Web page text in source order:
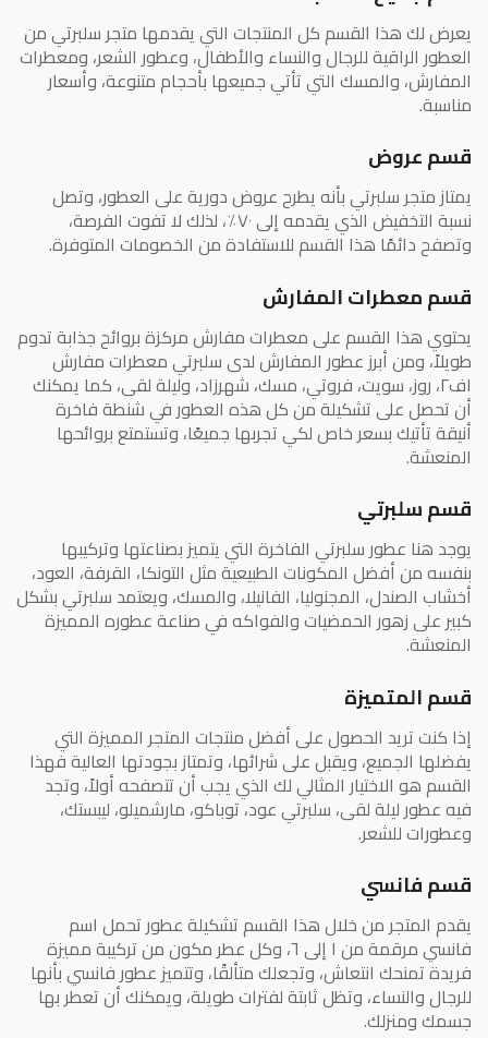
يعرض لك هذا القسم كل المنتجات التي يقدمها متجر سلبرتي من
العطور الراقية للرجال والنساء والأطفال، وعطور الشعر، ومعطرات
المفارش، والمسك التي تأتي جميعها بأحجام متنوعة، وأسعار
مناسبة.
قسم عروض
يمتاز متجر سلبرتي بأنه يطرح عروض دورية على العطور، وتصل
نسبة التخفيض الذي يقدمه إلى ٧٠٪، لذلك لا تفوت الفرصة،
وتصفح دائمًا هذا القسم للاستفادة من الخصومات المتوفرة.
قسم معطرات المفارش
يحتوي هذا القسم على معطرات مفارش مركزة بروائح جذابة تدوم
طويلاً، ومن أبرز عطور المفارش لدى سلبرتي معطرات مفارش
اف٢، روز، سويت، فروتي، مسك، شهرزاد، وليلة لقى، كما يمكنك
أن تحصل على تشكيلة من كل هذه العطور في شنطة فاخرة
أنيقة تأتيك بسعر خاص لكي تجربها جميعًا، وتستمتع بروائحها
المنعشة.
قسم سلبرتي
يوجد هنا عطور سلبرتي الفاخرة التي يتميز بصناعتها وتركيبها
بنفسه من أفضل المكونات الطبيعية مثل التونكا، القرفة، العود،
أخشاب الصندل، المجنوليا، الفانيلا، والمسك، ويعتمد سلبرتي بشكل
كبير على زهور الحمضيات والفواكه في صناعة عطوره المميزة
المنعشة.
قسم المتميزة
إذا كنت تريد الحصول على أفضل منتجات المتجر المميزة التي
يفضلها الجميع، ويقبل على شرائها، وتمتاز بجودتها العالية فهذا
القسم هو الاختيار المثالي لك الذي يجب أن تتصفحه أولاً، وتجد
فيه عطور ليلة لقى، سلبرتي عود، توباكو، مارشميلو، ليبستك،
وعطورات للشعر.
قسم فانسي
يقدم المتجر من خلال هذا القسم تشكيلة عطور تحمل اسم
فانسي مرقمة من ١ إلى ٦، وكل عطر مكون من تركيبة مميزة
فريدة تمنحك انتعاش، وتجعلك متألقًا، وتتميز عطور فانسي بأنها
للرجال والنساء، وتظل ثابتة لفترات طويلة، ويمكنك أن تعطر بها
جسمك ومنزلك.